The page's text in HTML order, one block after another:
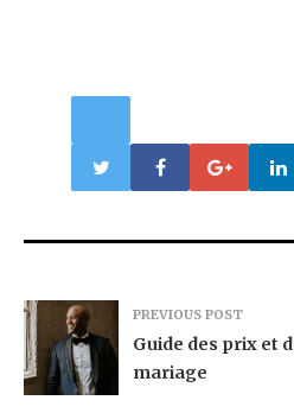
PREVIOUS POST
Guide des prix et
mariage